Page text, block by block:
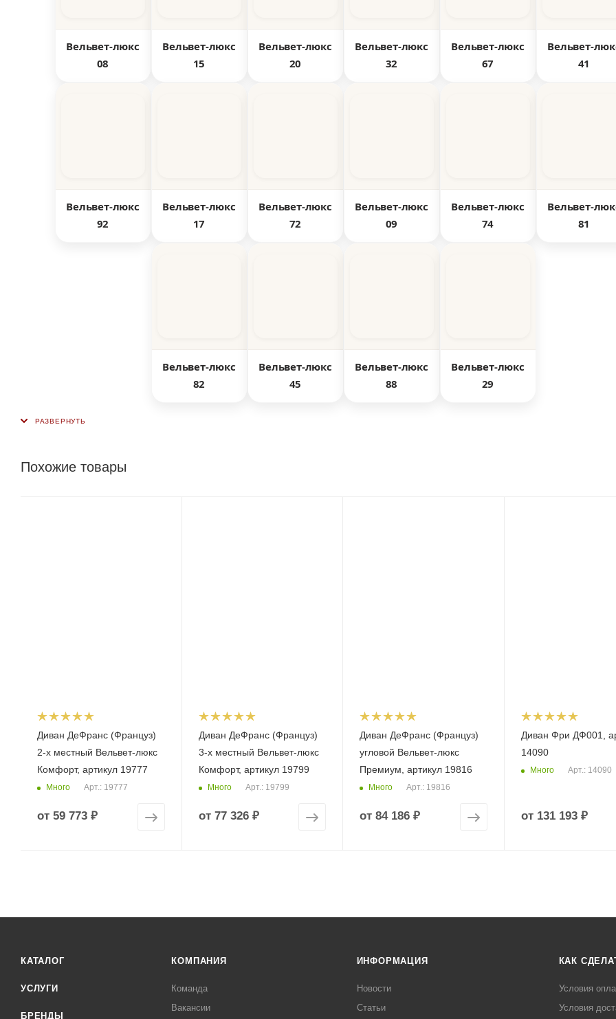
Вельвет-люкс
08
Вельвет-люкс
15
Вельвет-люкс
20
Вельвет-люкс
32
Вельвет-люкс
67
Вельвет-
41
Вельвет-люкс
92
Вельвет-люкс
17
Вельвет-люкс
72
Вельвет-люкс
09
Вельвет-люкс
74
Вельвет-
81
Вельвет-люкс
82
Вельвет-люкс
45
Вельвет-люкс
88
Вельвет-люкс
29
Похожие товары
Диван ДеФранс (Француз)
2-х местный Вельвет-люкс
Комфорт, артикул 19777
Много Арт.: 19777
от 59 773 ₽
Диван ДеФранс (Француз)
3-х местный Вельвет-люкс
Комфорт, артикул 19799
Много Арт.: 19799
от 77 326 ₽
Диван ДеФранс (Француз)
угловой Вельвет-люкс
Премиум, артикул 19816
Много Арт.: 19816
от 84 186 ₽
Диван Фри ДФ001,
14090
Много Арт.: 14090
от 131 193 ₽
КАТАЛОГ
УСЛУГИ
БРЕНДЫ
КОМПАНИЯ
Команда
Вакансии
ИНФОРМАЦИЯ
Новости
Статьи
КАК
Условия
Условия